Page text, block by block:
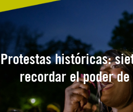
Protestas históricas:
recordar el poder